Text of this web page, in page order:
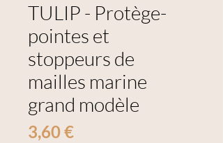
TULIP - Protège-
pointes et
stoppeurs de
mailles marine
grand modèle
3,60 €Prix